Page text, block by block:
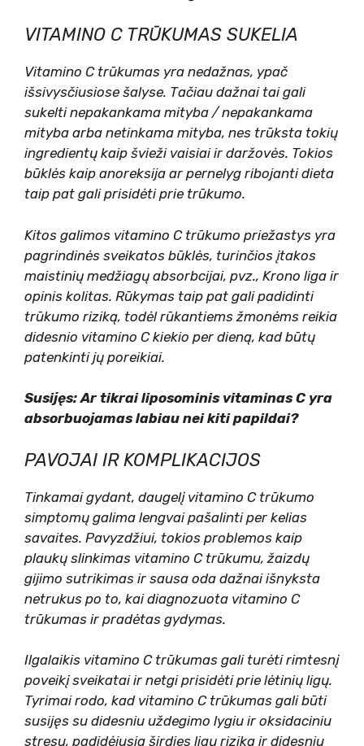
VITAMINO C TRŪKUMAS SUKELIA
Vitamino C trūkumas yra nedažnas, ypač
išsivysčiusiose šalyse. Tačiau dažnai tai gali
sukelti nepakankama mityba / nepakankama
mityba arba netinkama mityba, nes trūksta tokių
ingredientų kaip švieži vaisiai ir daržovės. Tokios
būklės kaip anoreksija ar pernelyg ribojanti dieta
taip pat gali prisidėti prie trūkumo.
Kitos galimos vitamino C trūkumo priežastys yra
pagrindinės sveikatos būklės, turinčios įtakos
maistinių medžiagų absorbcijai, pvz., Krono liga ir
opinis kolitas. Rūkymas taip pat gali padidinti
trūkumo riziką, todėl rūkantiems žmonėms reikia
didesnio vitamino C kiekio per dieną, kad būtų
patenkinti jų poreikiai.
Susijęs: Ar tikrai liposominis vitaminas C yra
absorbuojamas labiau nei kiti papildai?
PAVOJAI IR KOMPLIKACIJOS
Tinkamai gydant, daugelį vitamino C trūkumo
simptomų galima lengvai pašalinti per kelias
savaites. Pavyzdžiui, tokios problemos kaip
plaukų slinkimas vitamino C trūkumu, žaizdų
gijimo sutrikimas ir sausa oda dažnai išnyksta
netrukus po to, kai diagnozuota vitamino C
trūkumas ir pradėtas gydymas.
Ilgalaikis vitamino C trūkumas gali turėti rimtesnį
poveikį sveikatai ir netgi prisidėti prie lėtinių ligų.
Tyrimai rodo, kad vitamino C trūkumas gali būti
susijęs su didesniu uždegimo lygiu ir oksidaciniu
stresu, padidėjusia širdies ligų rizika ir didesniu